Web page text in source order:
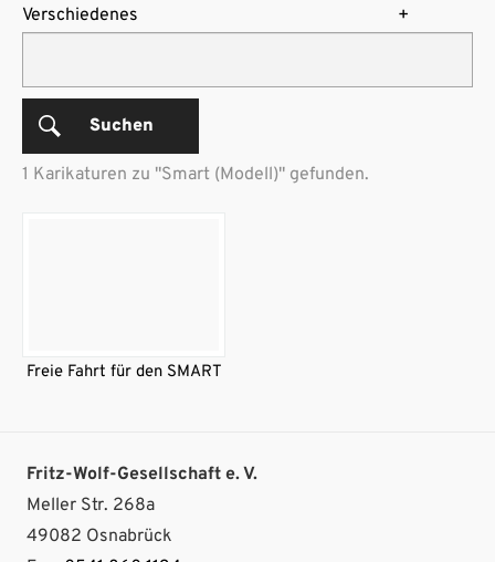
Verschiedenes
Suchen
1 Karikaturen zu "Smart (Modell)" gefunden.
Freie Fahrt für den SMART
Fritz-Wolf-Gesellschaft e. V.
Meller Str. 268a
49082 Osnabrück